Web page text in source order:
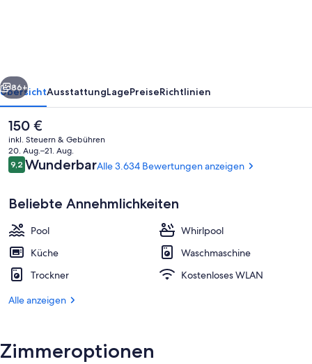
Desert
Blick von der Unterkunft
Weiter
86+
ÜbersichtAusstattungLagePreiseRichtlinien
Der
aktuelle
Preis
beträgt
150 €.
150 €
inkl. Steuern & Gebühren
20. Aug.–21. Aug.
Bewertungen
9,29,2 von 10.
WunderbarAlle 3.634 Bewertungen anzeigen
Beliebte Annehmlichkeiten
Pool
Whirlpool
Küche
Waschmaschine
Trockner
Kostenloses WLAN
Alle anzeigen
Zimmeroptionen